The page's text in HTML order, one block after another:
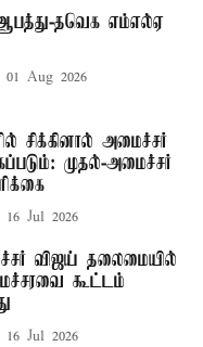
ஆபத்து-தவெக எம்எல்ஏ
01 Aug 2026
சிக்கினால் அமைச்சர்
முதல்-அமைச்சர்
16 Jul 2026
விஜய் தலைமையில்
கூட்டம்
16 Jul 2026